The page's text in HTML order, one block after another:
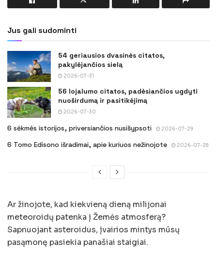
Jus gali sudominti
54 geriausios dvasinės citatos,
pakylėjančios sielą
2026-07-31
56 lojalumo citatos, padėsiančios ugdyti
nuoširdumą ir pasitikėjimą
2026-07-30
6 sėkmės istorijos, priversiančios nusišypsoti 2026-07-29
6 Tomo Edisono išradimai, apie kuriuos nežinojote 2026-07-28
Ar žinojote, kad kiekvieną dieną milijonai
meteoroidų patenka į Žemės atmosferą?
Sapnuojant asteroidus, įvairios mintys mūsų
pasąmonę pasiekia panašiai staigiai.